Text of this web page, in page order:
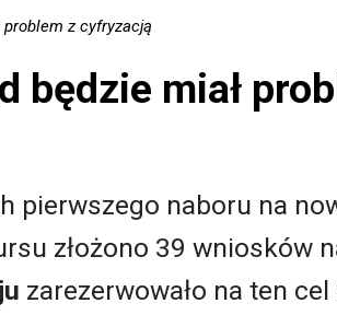
problem z cyfryzacją
będzie miał
pierwszego naboru na
złożono 39 wniosków
zarezerwowało na ten